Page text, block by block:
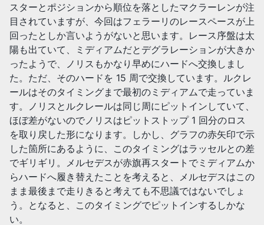
スターとポジションから順位を落としたマクラーレンが注
目されていますが、今回はフェラーリのレースペースが上
回ったとしか言いようがないと思います。レース序盤は太
陽も出ていて、ミディアムだとデグラレーションが大きか
ったようで、ノリスもかなり早めにハードへ交換しまし
た。ただ、そのハードを 15 周で交換しています。ルクレ
ールはそのタイミングまで最初のミディアムで走っていま
す。ノリスとルクレールは同じ周にピットインしていて、
ほぼ差がないのでノリスはピットストップ 1 回分のロス
を取り戻した形になります。しかし、グラフの赤矢印で示
した箇所にあるように、このタイミングはラッセルとの差
でギリギリ。メルセデスが赤旗再スタートでミディアムか
らハードへ履き替えたことを考えると、メルセデスはこの
まま最後まで走りきると考えても不思議ではないでしょ
う。となると、このタイミングでピットインするしかな
い。